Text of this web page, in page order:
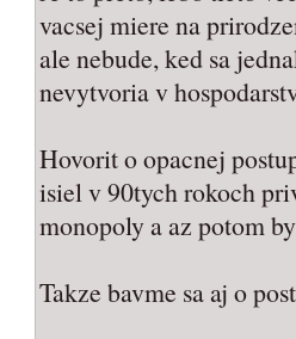
vacsej miere na
ale nebude, ked sa
nevytvoria v
Hovorit o opacnej
isiel v 90tych rokoch
monopoly a az potom
Takze bavme sa aj o